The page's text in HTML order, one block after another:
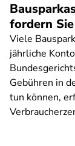
fordern
Viele
jährliche
Gebühren in
tun können,